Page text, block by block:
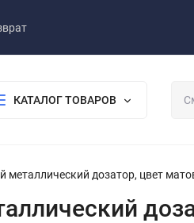
КАТАЛОГ ТОВАРОВ
металлический дозатор, цвет